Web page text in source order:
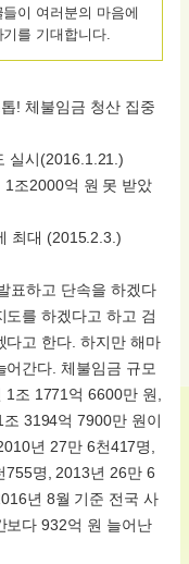
이 여러분의 마음에
를 기대합니다.
! 체불임금 청산 집중
실시(2016.1.21.)
조2000억 원 못 받았
최대 (2015.2.3.)
표하고 단속을 하겠다
도를 하겠다고 하고 검
다고 한다. 하지만 해마
어간다. 체불임금 규모
조 1771억 6600만 원,
3194억 7900만 원이
년 27만 6천417명,
755명, 2013년 26만 6
년 8월 기준 전국 사
보다 932억 원 늘어난